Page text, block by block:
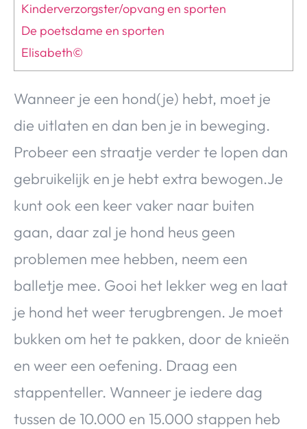
Kinderverzorgster/opvang en sporten
De poetsdame en sporten
Elisabeth©
Wanneer je een hond(je) hebt, moet je
die uitlaten en dan ben je in beweging.
Probeer een straatje verder te lopen dan
gebruikelijk en je hebt extra bewogen.Je
kunt ook een keer vaker naar buiten
gaan, daar zal je hond heus geen
problemen mee hebben, neem een
balletje mee. Gooi het lekker weg en laat
je hond het weer terugbrengen. Je moet
bukken om het te pakken, door de knieën
en weer een oefening. Draag een
stappenteller. Wanneer je iedere dag
tussen de 10.000 en 15.000 stappen heb